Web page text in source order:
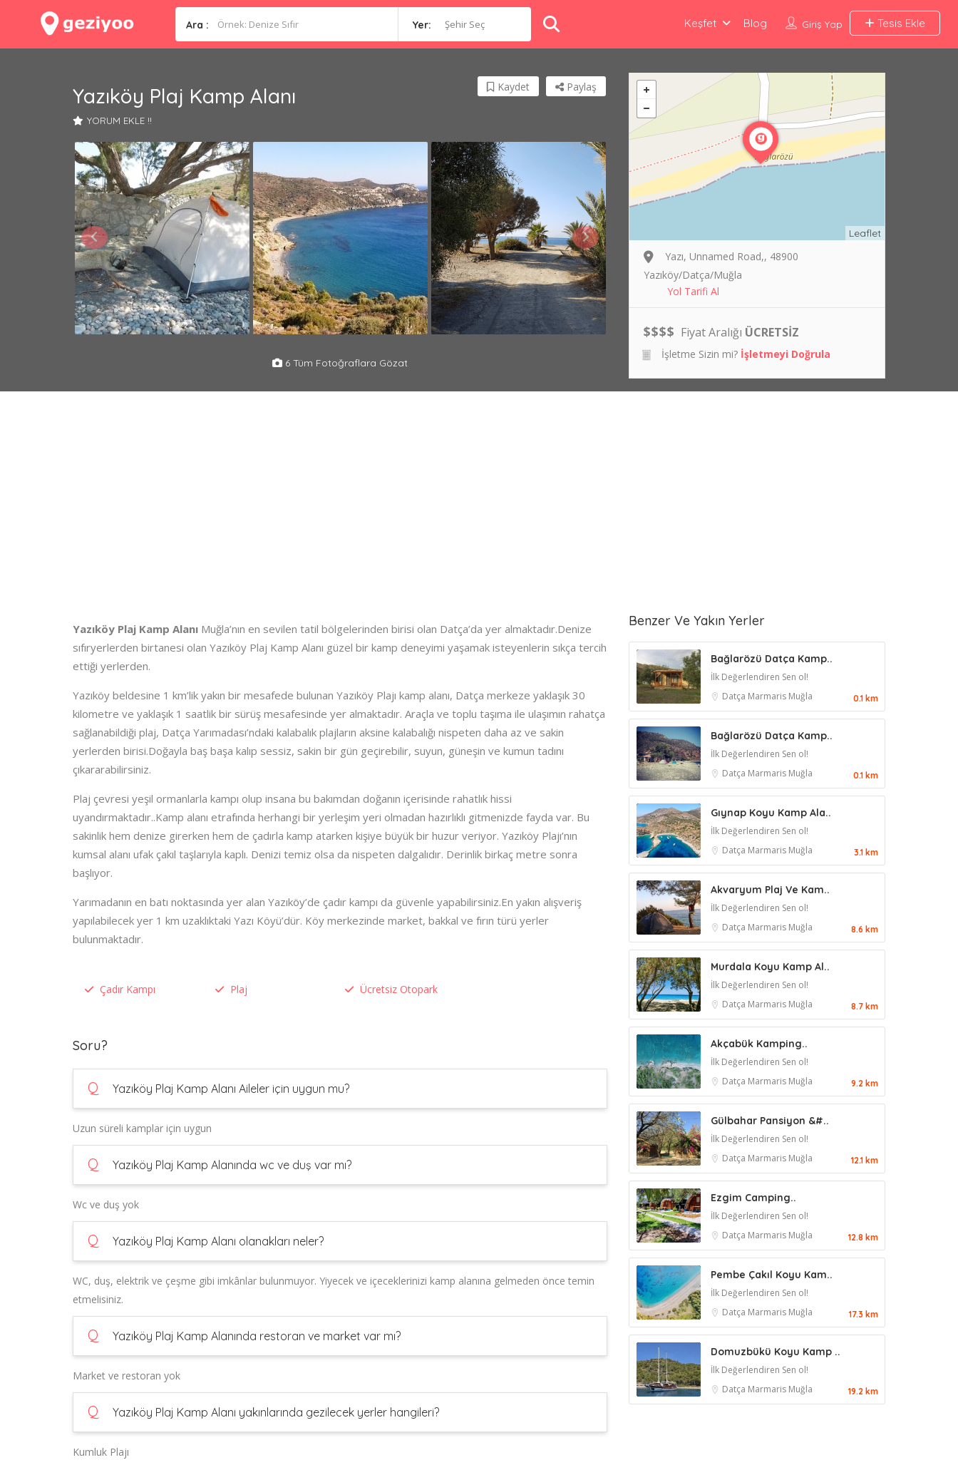
Ara : Yer: Şehir Seç Giriş Yap Tesis Ekle
Keşfet Blog
Yazıköy Plaj Kamp Alanı
YORUM EKLE !!
Paylaş
Kaydet
6 Tüm Fotoğraflara Gözat
Yazıköy Plaj Kamp Alanı Muğla’nın en sevilen tatil bölgelerinden birisi olan Datça’da yer almaktadır.Denize
sıfıryerlerden birtanesi olan Yazıköy Plaj Kamp Alanı güzel bir kamp deneyimi yaşamak isteyenlerin sıkça tercih
ettiği yerlerden.
Yazıköy beldesine 1 km’lik yakın bir mesafede bulunan Yazıköy Plajı kamp alanı, Datça merkeze yaklaşık 30
kilometre ve yaklaşık 1 saatlik bir sürüş mesafesinde yer almaktadır. Araçla ve toplu taşıma ile ulaşımın rahatça
sağlanabildiği plaj, Datça Yarımadası’ndaki kalabalık plajların aksine kalabalığı nispeten daha az ve sakin
yerlerden birisi.Doğayla baş başa kalıp sessiz, sakin bir gün geçirebilir, suyun, güneşin ve kumun tadını
çıkararabilirsiniz.
Plaj çevresi yeşil ormanlarla kampı olup insana bu bakımdan doğanın içerisinde rahatlık hissi
uyandırmaktadır..Kamp alanı etrafında herhangi bir yerleşim yeri olmadan hazırlıklı gitmenizde fayda var. Bu
sakinlik hem denize girerken hem de çadırla kamp atarken kişiye büyük bir huzur veriyor. Yazıköy Plajı’nın
kumsal alanı ufak çakıl taşlarıyla kaplı. Denizi temiz olsa da nispeten dalgalıdır. Derinlik birkaç metre sonra
başlıyor.
Yarımadanın en batı noktasında yer alan Yazıköy’de çadır kampı da güvenle yapabilirsiniz.En yakın alışveriş
yapılabilecek yer 1 km uzaklıktaki Yazı Köyü’dür. Köy merkezinde market, bakkal ve fırın türü yerler
bulunmaktadır.
Çadır Kampı Plaj Ücretsiz Otopark
Soru?
Q Yazıköy Plaj Kamp Alanı Aileler için uygun mu?
Uzun süreli kamplar için uygun
Q Yazıköy Plaj Kamp Alanında wc ve duş var mı?
Wc ve duş yok
Q Yazıköy Plaj Kamp Alanı olanakları neler?
WC, duş, elektrik ve çeşme gibi imkânlar bulunmuyor. Yiyecek ve içeceklerinizi kamp alanına gelmeden önce temin
etmelisiniz.
Q Yazıköy Plaj Kamp Alanında restoran ve market var mı?
Market ve restoran yok
Q Yazıköy Plaj Kamp Alanı yakınlarında gezilecek yerler hangileri?
Kumluk Plajı
Leaflet
Yazı, Unnamed Road,, 48900
Yazıköy/Datça/Muğla
Yol Tarifi Al
$$$$ Fiyat Aralığı ÜCRETSİZ
İşletme Sizin mi? İşletmeyi Doğrula
Benzer Ve Yakın Yerler
Bağlarözü Datça Kamp..
İlk Değerlendiren Sen ol!
Datça Marmaris Muğla 0.1 km
Bağlarözü Datça Kamp..
İlk Değerlendiren Sen ol!
Datça Marmaris Muğla 0.1 km
Gıynap Koyu Kamp Ala..
İlk Değerlendiren Sen ol!
Datça Marmaris Muğla 3.1 km
Akvaryum Plaj Ve Kam..
İlk Değerlendiren Sen ol!
Datça Marmaris Muğla 8.6 km
Murdala Koyu Kamp Al..
İlk Değerlendiren Sen ol!
Datça Marmaris Muğla 8.7 km
Akçabük Kamping..
İlk Değerlendiren Sen ol!
Datça Marmaris Muğla 9.2 km
Gülbahar Pansiyon &#..
İlk Değerlendiren Sen ol!
Datça Marmaris Muğla 12.1 km
Ezgim Camping..
İlk Değerlendiren Sen ol!
Datça Marmaris Muğla 12.8 km
Pembe Çakıl Koyu Kam..
İlk Değerlendiren Sen ol!
Datça Marmaris Muğla 17.3 km
Domuzbükü Koyu Kamp ..
İlk Değerlendiren Sen ol!
Datça Marmaris Muğla 19.2 km